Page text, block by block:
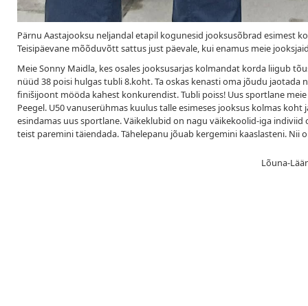
Pärnu Aastajooksu neljandal etapil kogunesid jooksusõbrad esimest
Teisipäevane mõõduvõtt sattus just päevale, kui enamus meie
Meie Sonny Maidla, kes osales jooksusarjas kolmandat korda liigub
nüüd 38 poisi hulgas tubli 8.koht. Ta oskas kenasti oma jõudu
finišijoont mööda kahest konkurendist. Tubli poiss! Uus sportlane
Peegel. U50 vanuserühmas kuulus talle esimeses jooksus kolmas
esindamas uus sportlane. Väikeklubid on nagu väikekoolid-iga
teist paremini täiendada. Tähelepanu jõuab kergemini kaaslasteni. Nii
Lõuna-